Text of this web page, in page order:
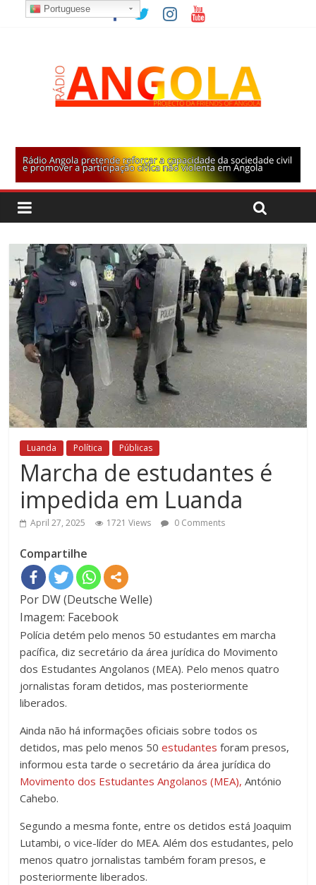
Luanda Política Públicas
Marcha de estudantes é
impedida em Luanda
April 27, 2025 1721 Views 0 Comments
Compartilhe
Por DW (Deutsche Welle)
Imagem: Facebook
Polícia detém pelo menos 50 estudantes em marcha
pacífica, diz secretário da área jurídica do Movimento
dos Estudantes Angolanos (MEA). Pelo menos quatro
jornalistas foram detidos, mas posteriormente
liberados.
Ainda não há informações oficiais sobre todos os
detidos, mas pelo menos 50estudantes foram presos,
informou esta tarde o secretário da área jurídica do
Movimento dos Estudantes Angolanos (MEA), António
Cahebo.
Segundo a mesma fonte, entre os detidos está Joaquim
Lutambi, o vice-líder do MEA. Além dos estudantes, pelo
menos quatro jornalistas também foram presos, e
posteriormente liberados.
Portuguese